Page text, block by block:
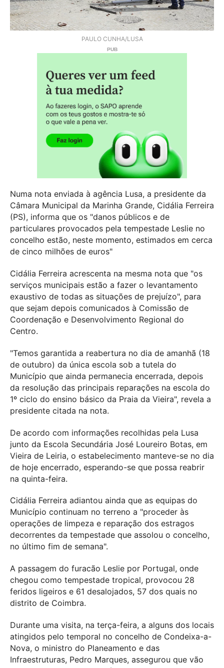
PAULO CUNHA/LUSA
Numa nota enviada à agência Lusa, a presidente da
Câmara Municipal da Marinha Grande, Cidália Ferreira
(PS), informa que os "danos públicos e de
particulares provocados pela tempestade Leslie no
concelho estão, neste momento, estimados em cerca
de cinco milhões de euros"
Cidália Ferreira acrescenta na mesma nota que "os
serviços municipais estão a fazer o levantamento
exaustivo de todas as situações de prejuízo", para
que sejam depois comunicados à Comissão de
Coordenação e Desenvolvimento Regional do
Centro.
"Temos garantida a reabertura no dia de amanhã (18
de outubro) da única escola sob a tutela do
Município que ainda permanecia encerrada, depois
da resolução das principais reparações na escola do
1º ciclo do ensino básico da Praia da Vieira", revela a
presidente citada na nota.
De acordo com informações recolhidas pela Lusa
junto da Escola Secundária José Loureiro Botas, em
Vieira de Leiria, o estabelecimento manteve-se no dia
de hoje encerrado, esperando-se que possa reabrir
na quinta-feira.
Cidália Ferreira adiantou ainda que as equipas do
Município continuam no terreno a "proceder às
operações de limpeza e reparação dos estragos
decorrentes da tempestade que assolou o concelho,
no último fim de semana".
A passagem do furacão Leslie por Portugal, onde
chegou como tempestade tropical, provocou 28
feridos ligeiros e 61 desalojados, 57 dos quais no
distrito de Coimbra.
Durante uma visita, na terça-feira, a alguns dos locais
atingidos pelo temporal no concelho de Condeixa-a-
Nova, o ministro do Planeamento e das
Infraestruturas, Pedro Marques, assegurou que vão